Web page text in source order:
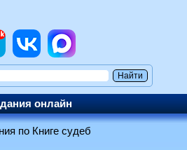
онлайн
по Книге судеб